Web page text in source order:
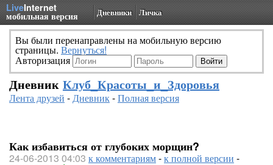
LiveInternet
мобильная версия Дневники Личка
Вы были перенаправлены на мобильную версию
страницы. Вернуться!
Авторизация
Дневник Клуб_Красоты_и_Здоровья
Лента друзей -Дневник-Полная версия
Как избавиться от глубоких морщин?
24-06-2013 04:03 к комментариям-к полной версии -